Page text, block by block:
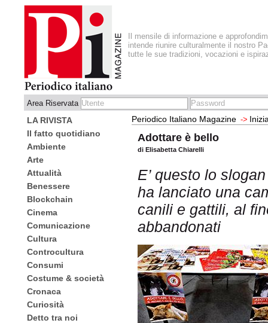
Il mensile di informazione e
intende riunire culturalmente il nostro
tutte le sue tradizioni, vocazioni e
Area Riservata
LA RIVISTA
Il fatto quotidiano
Ambiente
Arte
Attualità
Benessere
Blockchain
Cinema
Comunicazione
Cultura
Controcultura
Consumi
Costume & società
Cronaca
Curiosità
Detto tra noi
Periodico Italiano Magazine ->
Adottare è bello
di Elisabetta Chiarelli
E’ questo lo
ha lanciato una
canili e gattili, al
abbandonati